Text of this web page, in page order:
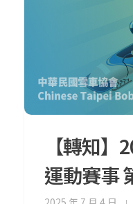
【轉知
運動賽事